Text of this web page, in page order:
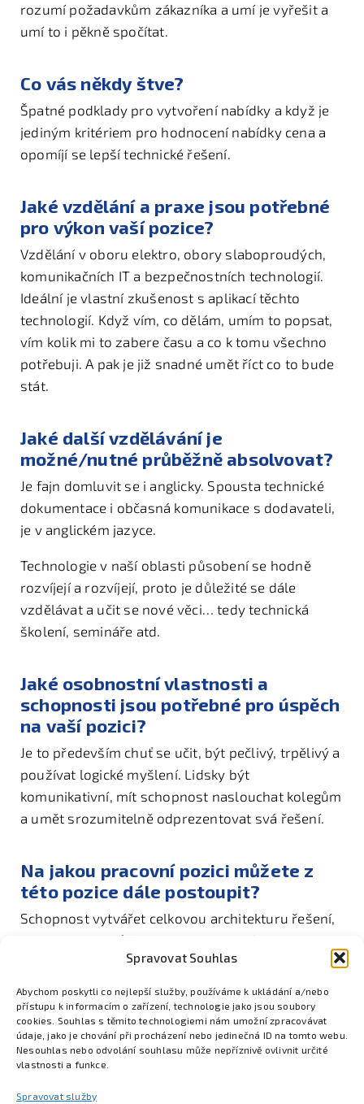
Spravovat Souhlas
Abychom poskytli co nejlepší služby, používáme k ukládání a/nebo
přístupu k informacím o zařízení, technologie jako jsou soubory
cookies. Souhlas s těmito technologiemi nám umožní zpracovávat
údaje, jako je chování při procházení nebo jedinečná ID na tomto webu.
Nesouhlas nebo odvolání souhlasu může nepříznivě ovlivnit určité
vlastnosti a funkce.
Spravovat služby
rozumí požadavkům zákazníka a umí je vyřešit a
umí to i pěkně spočítat.
Co vás někdy štve?
Špatné podklady pro vytvoření nabídky a když je
jediným kritériem pro hodnocení nabídky cena a
opomíjí se lepší technické řešení.
Jaké vzdělání a praxe jsou potřebné
pro výkon vaší pozice?
Vzdělání v oboru elektro, obory slaboproudých,
komunikačních IT a bezpečnostních technologií.
Ideální je vlastní zkušenost s aplikací těchto
technologií. Když vím, co dělám, umím to popsat,
vím kolik mi to zabere času a co k tomu všechno
potřebuji. A pak je již snadné umět říct co to bude
stát.
Jaké další vzdělávání je
možné/nutné průběžně absolvovat?
Je fajn domluvit se i anglicky. Spousta technické
dokumentace i občasná komunikace s dodavateli,
je v anglickém jazyce.
Technologie v naší oblasti působení se hodně
rozvíjejí a rozvíjejí, proto je důležité se dále
vzdělávat a učit se nové věci… tedy technická
školení, semináře atd.
Jaké osobnostní vlastnosti a
schopnosti jsou potřebné pro úspěch
na vaší pozici?
Je to především chuť se učit, být pečlivý, trpělivý a
používat logické myšlení. Lidsky být
komunikativní, mít schopnost naslouchat kolegům
a umět srozumitelně odprezentovat svá řešení.
Na jakou pracovní pozici můžete z
této pozice dále postoupit?
Schopnost vytvářet celkovou architekturu řešení,
komunikovat může znamenat vedení skupiny,
střediska. Samostatná práce a kreativita je
vnímána jako vlastnost a přínos pro firmu a je
hodnocena pochopitelně i ekonomicky.